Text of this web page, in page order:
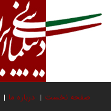
صفحه نخست درباره ما